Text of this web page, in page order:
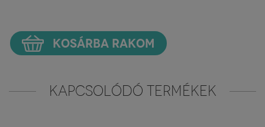
KOSÁRBA RAKOM
KAPCSOLÓDÓ TERMÉKEK